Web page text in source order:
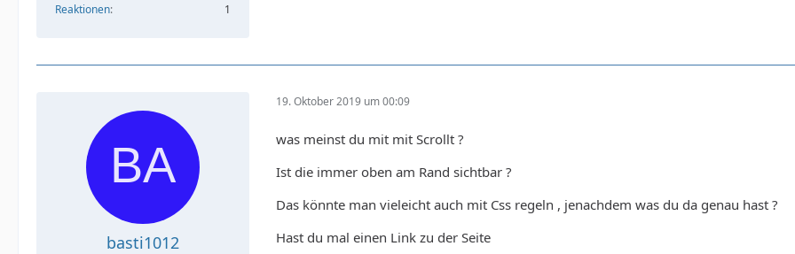
Reaktionen 1
basti1012
19. Oktober 2019 um 00:09
was meinst du mit mit Scrollt ?
Ist die immer oben am Rand sichtbar ?
Das könnte man vieleicht auch mit Css regeln , jenachdem was du da genau hast ?
Hast du mal einen Link zu der Seite